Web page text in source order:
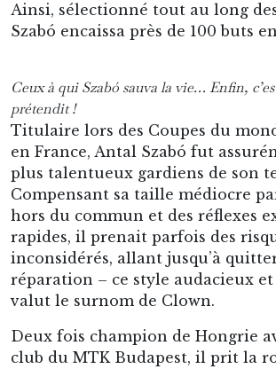
Ainsi, sélectionné tout au long
Szabó encaissa près de 100 buts
Ceux à qui Szabó sauva la vie… Enfin,
prétendit !
Titulaire lors des Coupes du
en France, Antal Szabó fut
plus talentueux gardiens de son
Compensant sa taille médiocre
hors du commun et des réflexes
rapides, il prenait parfois des
inconsidérés, allant jusqu’à
réparation – ce style audacieux
valut le surnom de Clown.
Deux fois champion de Hongrie
club du MTK Budapest, il prit la